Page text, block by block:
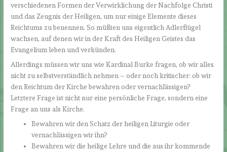
verschiedenen Formen der Verwirklichung der Nachfolge Christi
und das Zeugnis der Heiligen, um nur einige Elemente dieses
Reichtums zu benennen. So müßten uns eigentlich Adlerflügel
wachsen, auf denen wir in der Kraft des Heiligen Geistes das
Evangelium leben und verkünden.
Allerdings müssen wir uns wie Kardinal Burke fragen, ob wir alles
nicht zu selbstverständlich nehmen – oder noch kritischer: ob wir
den Reichtum der Kirche bewahren oder vernachlässigen?
Letztere Frage ist nicht nur eine persönliche Frage, sondern eine
Frage an uns als Kirche.
Bewahren wir den Schatz der heiligen Liturgie oder
vernachlässigen wir ihn?
Bewahren wir die heilige Lehre und die aus ihr kommende